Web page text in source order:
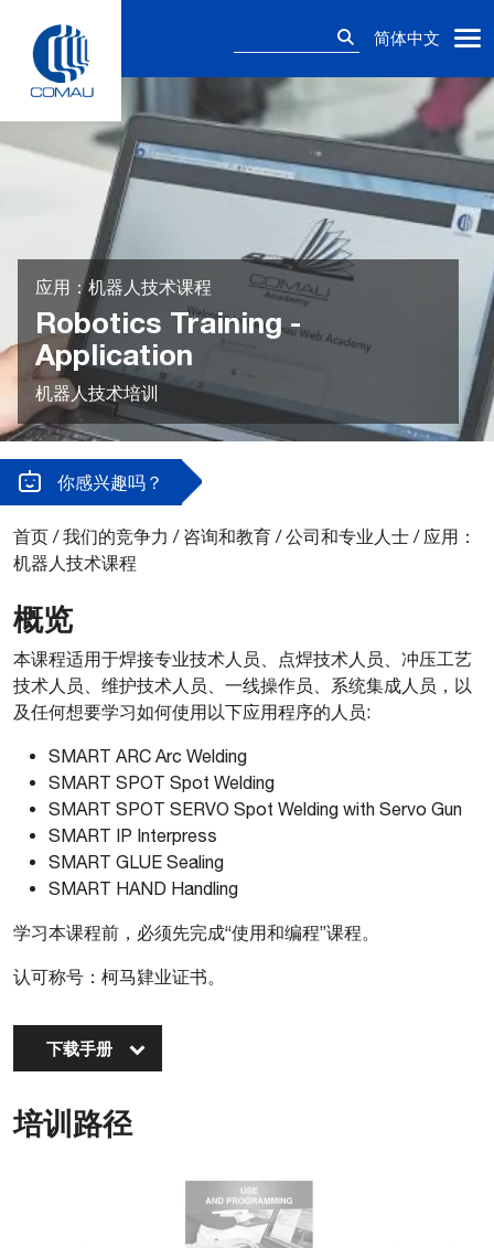
content
简体中文
应用：机器人技术课程
Robotics Training -
Application
机器人技术培训
你感兴趣吗？
首页 /我们的竞争力 / 咨询和教育 /公司和专业人士 / 应用：
机器人技术课程
概览
本课程适用于焊接专业技术人员、点焊技术人员、冲压工艺
技术人员、维护技术人员、一线操作员、系统集成人员，以
及任何想要学习如何使用以下应用程序的人员:
SMART ARC Arc Welding
SMART SPOT Spot Welding
SMART SPOT SERVO Spot Welding with Servo Gun
SMART IP Interpress
SMART GLUE Sealing
SMART HAND Handling
学习本课程前，必须先完成“使用和编程”课程。
认可称号：柯马肄业证书。
下载手册
培训路径